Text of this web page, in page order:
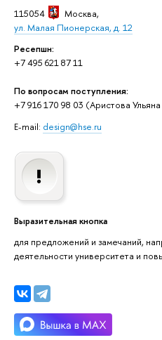
115054
Москва,
ул. Малая Пионерская, д. 12
Ресепшн:
+7 495 621 87 11
По вопросам поступления:
+7 916 170 98 03 (Аристова
E-mail: design@hse.ru
Выразительная кнопка
для предложений и замечаний,
деятельности университета и